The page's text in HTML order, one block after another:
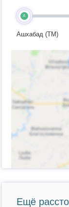
A
Ашхабад (TM)
Ещё